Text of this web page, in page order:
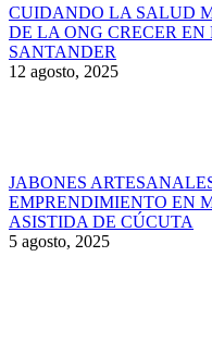
CUIDANDO LA SALUD
DE LA ONG CRECER
SANTANDER
12 agosto, 2025
JABONES
EMPRENDIMIENTO EN
ASISTIDA DE CÚCUTA
5 agosto, 2025